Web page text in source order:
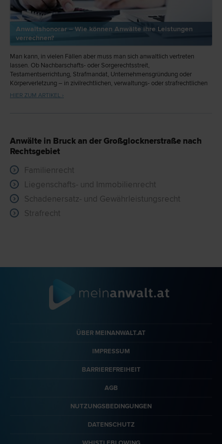
Anwaltshonorar – Wie können Anwälte ihre Leistungen
verrechnen?
Man kann, in vielen Fällen aber muss man sich anwaltlich vertreten
lassen. Ob Nachbarschafts- oder Sorgerechtsstreit,
Testamentserrichtung, Strafmandat, Unternehmensgründung oder
Körperverletzung – in zivilrechtlichen, verwaltungs- oder strafrechtlichen
Belangen ist guter Rat oft teuer – aber wieviel darf er kosten?
HIER ZUM ARTIKEL ›
Anwälte in Bruck an der Großglocknerstraße nach
Rechtsgebiet
Familienrecht
Liegenschafts- und Immobilienrecht
Schadenersatz- und Gewährleistungsrecht
Strafrecht
ÜBER MEINANWALT.AT
IMPRESSUM
BARRIEREFREIHEIT
AGB
NUTZUNGSBEDINGUNGEN
DATENSCHUTZ